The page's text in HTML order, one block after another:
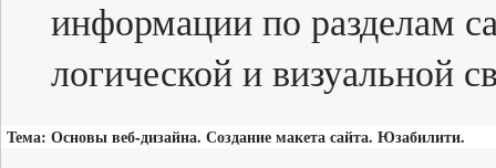
информации по разделам
логической и визуальной
Тема: Основы веб-дизайна. Создание макета сайта. Юзабилити.